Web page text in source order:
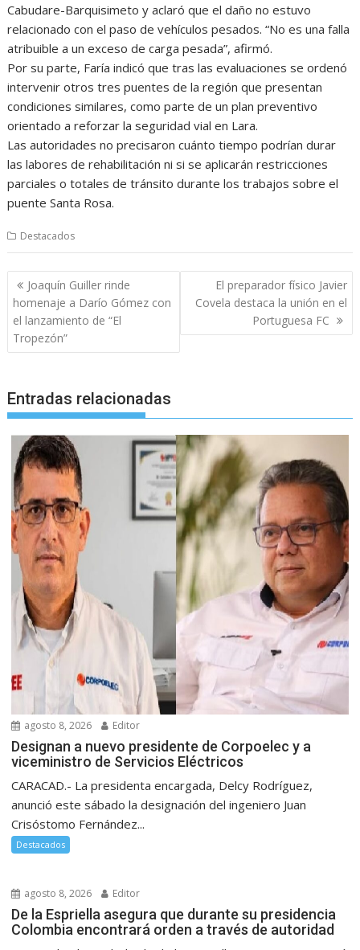
Cabudare-Barquisimeto y aclaró que el daño no estuvo
relacionado con el paso de vehículos pesados. “No es una falla
atribuible a un exceso de carga pesada”, afirmó.
Por su parte, Faría indicó que tras las evaluaciones se ordenó
intervenir otros tres puentes de la región que presentan
condiciones similares, como parte de un plan preventivo
orientado a reforzar la seguridad vial en Lara.
Las autoridades no precisaron cuánto tiempo podrían durar
las labores de rehabilitación ni si se aplicarán restricciones
parciales o totales de tránsito durante los trabajos sobre el
puente Santa Rosa.
Destacados
Navegación
de
entradas
Joaquín Guiller rinde
homenaje a Darío Gómez con
el lanzamiento de “El
Tropezón”
El preparador físico Javier
Covela destaca la unión en el
Portuguesa FC
Entradas relacionadas
agosto 8, 2026 Editor
Designan a nuevo presidente de Corpoelec y a
viceministro de Servicios Eléctricos
CARACAD.- La presidenta encargada, Delcy Rodríguez,
anunció este sábado la designación del ingeniero Juan
Crisóstomo Fernández...
Destacados
agosto 8, 2026 Editor
De la Espriella asegura que durante su presidencia
Colombia encontrará orden a través de autoridad